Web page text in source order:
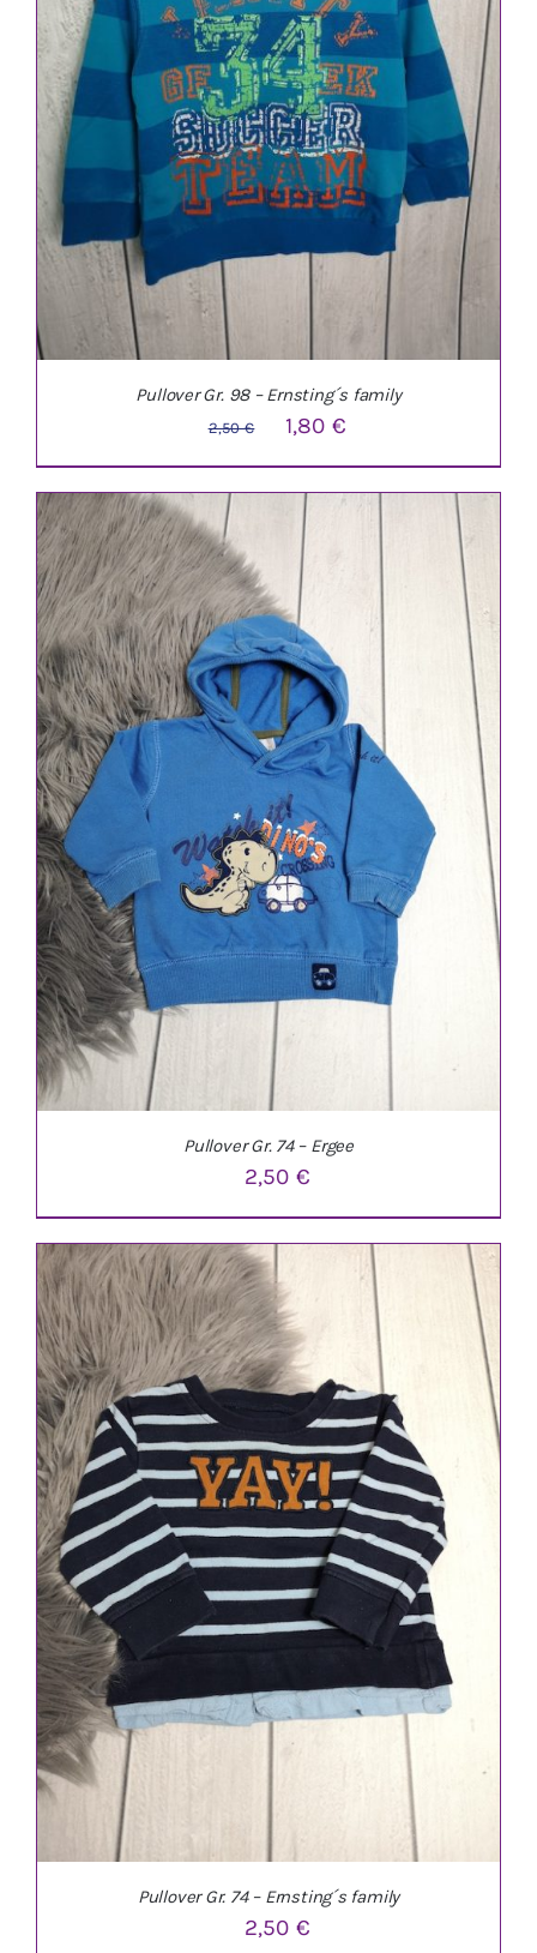
IN DEN WARENKORB / DETAILS
Pullover Gr. 98 – Ernsting´s family
2,50€
Ursprünglicher
Preis
war:
2,50 €
1,80€
Preis
ist:
IN DEN WARENKORB / DETAILS
Pullover Gr. 74 – Ergee
2,50€
Pullover Gr. 74 – Ernsting´s family
2,50€